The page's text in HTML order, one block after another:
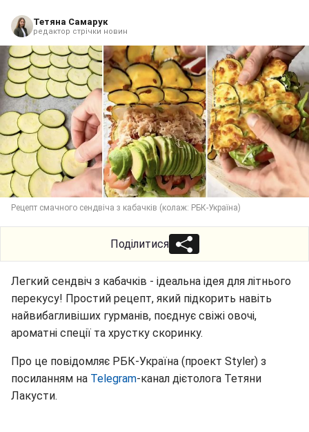
Тетяна Самарук
редактор стрічки новин
Рецепт смачного сендвіча з кабачків (колаж: РБК-Україна)
Поділитися
Легкий сендвіч з кабачків - ідеальна ідея для літнього
перекусу! Простий рецепт, який підкорить навіть
найвибагливіших гурманів, поєднує свіжі овочі,
ароматні спеції та хрустку скоринку.
Про це повідомляє РБК-Україна (проект Styler) з
посиланням на Telegram-канал дієтолога Тетяни
Лакусти.